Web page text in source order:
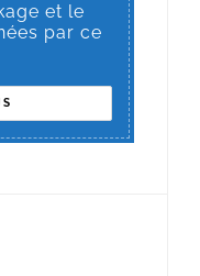
et le
par ce